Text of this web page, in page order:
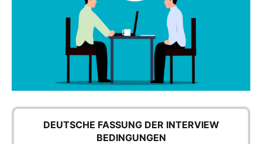
DEUTSCHE FASSUNG DER INTERVIEW
BEDINGUNGEN